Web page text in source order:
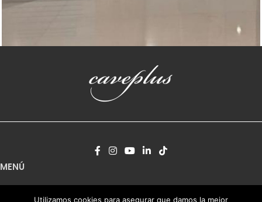
Vinoteca a medida en Miami Florida EEUU
MENÚ
Utilizamos cookies para asegurar que damos la mejor